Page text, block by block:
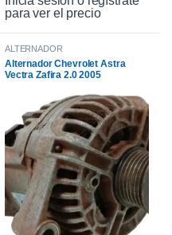
para ver el precio
ALTERNADOR
Alternador Chevrolet Astra
Vectra Zafira 2.0 2005